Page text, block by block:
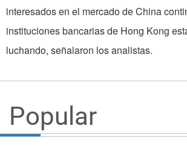
interesados en el mercado de China
instituciones bancarias de Hong Kong
luchando, señalaron los analistas.
Popular